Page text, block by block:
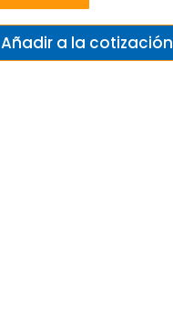
Añadir a la cotización